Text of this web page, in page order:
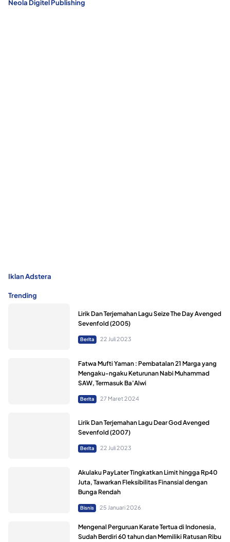
Neola Digitel Publishing
Iklan Adstera
Trending
Lirik Dan Terjemahan Lagu Seize The Day Avenged
Sevenfold (2005)
Berita 22 Juli 2023
Fatwa Mufti Yaman : Pembatalan 21 Marga yang
Mengaku-ngaku Keturunan Nabi Muhammad
SAW, Termasuk Ba’Alwi
Berita 27 Maret 2024
Lirik Dan Terjemahan Lagu Dear God Avenged
Sevenfold (2007)
Berita 22 Juli 2023
Akulaku PayLater Tingkatkan Limit hingga Rp40
Juta, Tawarkan Fleksibilitas Finansial dengan
Bunga Rendah
Bisnis 25 Januari 2026
Mengenal Perguruan Karate Tertua di Indonesia,
Sudah Berdiri 60 tahun dan Memiliki Ratusan Ribu